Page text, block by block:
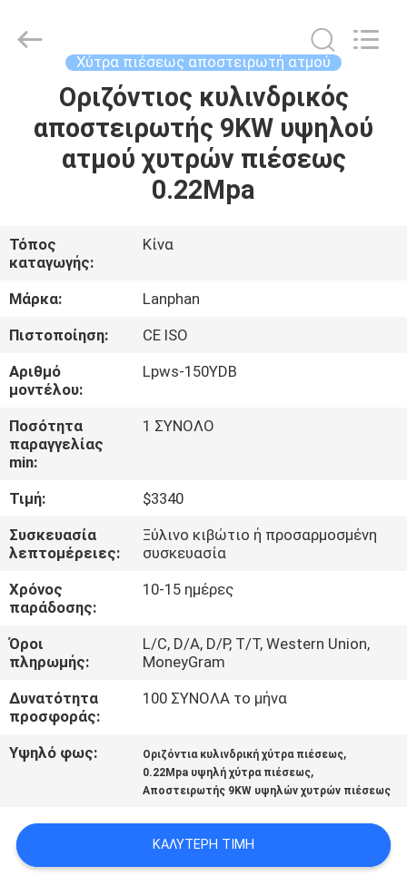
ΣΠΊΤΙ
ΠΡΟΪΌΝΤΑ
ΠΕΡΊΠΟΥ
ΕΜΕΊΣ
ΓΎΡΟΣ
ΕΡΓΟΣΤΑΣΊΩΝ
ΠΟΙΟΤΙΚΌΣ
ΜΑΣ
ΕΛΆΤΕ
ΣΕ
ΕΠΑΦΉ
ΜΕ
ΖΗΤΉΣΤΕ
ΈΝΑ
ΑΠΌΣΠΑΣΜΑ
SITEMAP
Industry
Co.,Ltd.
Χύτρα πιέσεως αποστειρωτή ατμού
Οριζόντιος κυλινδρικός
αποστειρωτής 9KW υψηλού
ατμού χυτρών πιέσεως
0.22Mpa
Τόπος
καταγωγής:
Κίνα
Μάρκα:
Lanphan
Πιστοποίηση:
CE ISO
Αριθμό
μοντέλου:
Lpws-150YDB
Ποσότητα
παραγγελίας
min:
1 ΣΥΝΟΛΟ
Τιμή:
$3340
Συσκευασία
λεπτομέρειες:
Ξύλινο κιβώτιο ή προσαρμοσμένη
συσκευασία
Χρόνος
παράδοσης:
10-15 ημέρες
Όροι
πληρωμής:
L/C, D/A, D/P, T/T, Western Union,
MoneyGram
Δυνατότητα
προσφοράς:
100 ΣΥΝΟΛΑ το μήνα
Υψηλό φως: Οριζόντια κυλινδρική χύτρα πιέσεως,
0.22Mpa υψηλή χύτρα πιέσεως,
Αποστειρωτής 9KW υψηλών χυτρών πιέσεως
ΚΑΛΎΤΕΡΗ ΤΙΜΉ